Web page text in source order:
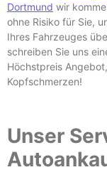
Dortmund wir
ohne Risiko für Sie,
Ihres Fahrzeuges
schreiben Sie uns
Höchstpreis
Kopfschmerzen!
Unser